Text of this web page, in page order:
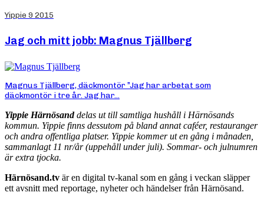
Yippie 9 2015
Jag och mitt jobb: Magnus Tjällberg
Magnus Tjällberg, däckmontör ”Jag har arbetat som
däckmontör i tre år. Jag har...
Yippie Härnösanddelas ut till samtliga hushåll i Härnösands
kommun. Yippie finns dessutom på bland annat caféer, restauranger
och andra offentliga platser. Yippie kommer ut en gång i månaden,
sammanlagt 11 nr/år (uppehåll under juli). Sommar- och julnumren
är extra tjocka.
Härnösand.tv är en digital tv-kanal som en gång i veckan släpper
ett avsnitt med reportage, nyheter och händelser från Härnösand.